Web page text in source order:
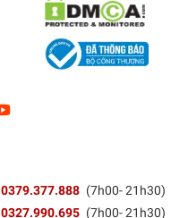
0379.377.888 (7h00- 21h30)
0327.990.695 (7h00- 21h30)